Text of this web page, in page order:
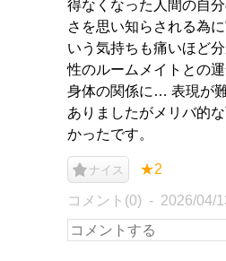
得なくなった人間の自
さを思い知らされる為
いう気持ちも痛いほど
性のルームメイトとの
身体の関係に… 表現が
ありましたがメリバ的
かったです。
ナイス ★2
コメント(0) 2026/04/